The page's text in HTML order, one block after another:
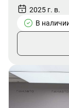
2025 г. в.
В